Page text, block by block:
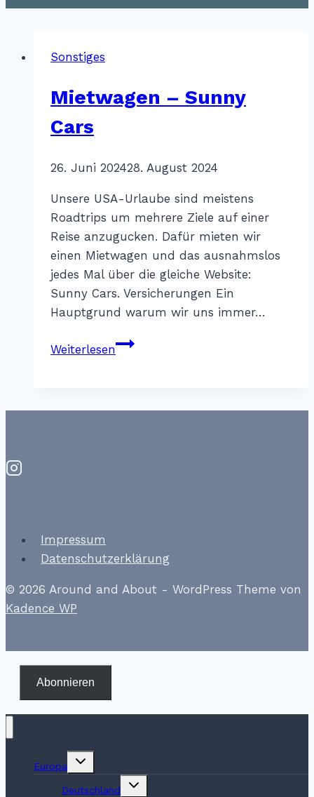
Sonstiges
Mietwagen – Sunny
Cars
VonKatharina
26. Juni 202428. August 2024
Unsere USA-Urlaube sind meistens
Roadtrips um mehrere Ziele auf einer
Reise anzugucken. Dafür mieten wir
einen Mietwagen und das ausnahmslos
jedes Mal über die gleiche Website:
Sunny Cars. Versicherungen Ein
Hauptgrund warum wir uns immer…
WeiterlesenMietwagen
Impressum
Datenschutzerklärung
© 2026 Around and About - WordPress Theme von
Kadence WP
Abonnieren
Europa
Untermenü
Deutschland
Untermenü